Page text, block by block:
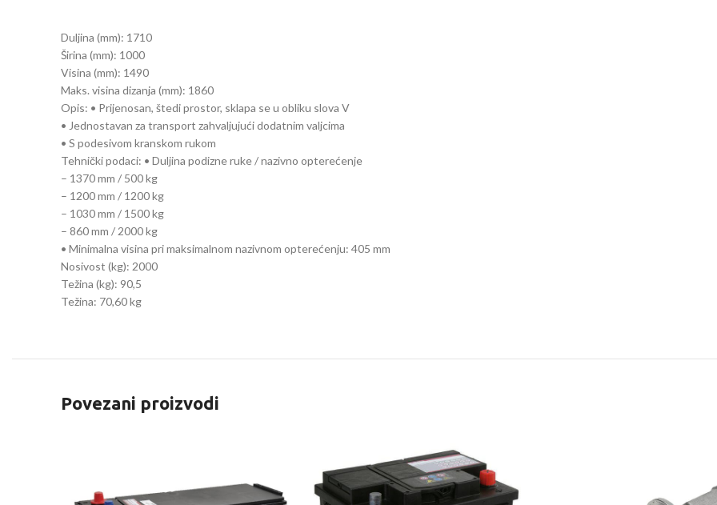
Duljina (mm): 1710
Širina (mm): 1000
Visina (mm): 1490
Maks. visina dizanja (mm): 1860
Opis: • Prijenosan, štedi prostor, sklapa se u obliku slova V
• Jednostavan za transport zahvaljujući dodatnim valjcima
• S podesivom kranskom rukom
Tehnički podaci: • Duljina podizne ruke / nazivno opterećenje
– 1370 mm / 500 kg
– 1200 mm / 1200 kg
– 1030 mm / 1500 kg
– 860 mm / 2000 kg
• Minimalna visina pri maksimalnom nazivnom opterećenju: 405 mm
Nosivost (kg): 2000
Težina (kg): 90,5
Težina: 70,60 kg
Povezani proizvodi